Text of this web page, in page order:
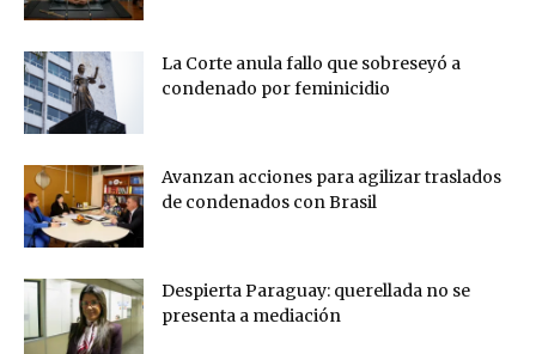
La Corte anula fallo que sobreseyó a
condenado por feminicidio
Avanzan acciones para agilizar traslados
de condenados con Brasil
Despierta Paraguay: querellada no se
presenta a mediación